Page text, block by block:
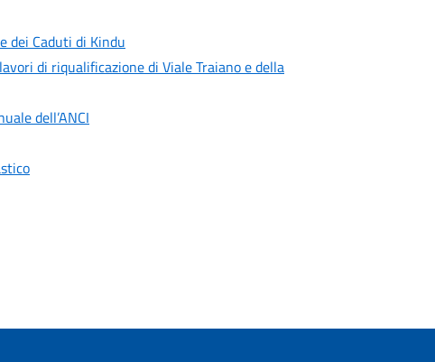
dei Caduti di Kindu
di riqualificazione di Viale Traiano e della
dell’ANCI